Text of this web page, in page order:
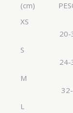
(cm)
XS
20-
S
24-
M
32-
L